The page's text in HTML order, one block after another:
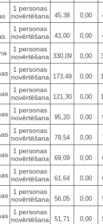
1 personas
novērtēšana
45,38 0,00
1 personas
novērtēšana
43,00 0,00
1 personas
novērtēšana 330,09 0,00
1 personas
novērtēšana
173,49 0,00
1 personas
novērtēšana
121,30 0,00
1 personas
novērtēšana
95,20 0,00
1 personas
novērtēšana
79,54 0,00
1 personas
novērtēšana
69,09 0,00
1 personas
novērtēšana
61,64 0,00
1 personas
novērtēšana
56,05 0,00
1 personas
novērtēšana
51,71 0,00